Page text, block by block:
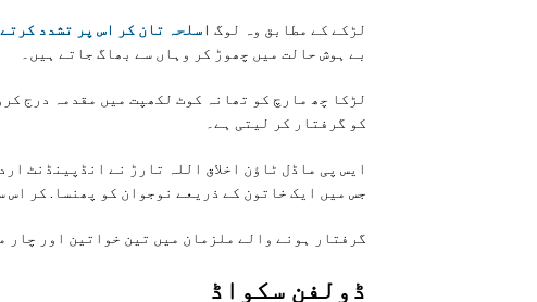
لڑکے کے مطابق وہ لوگ اسلحہ تان کر اس پر تشدد کرتے، اہم
بے ہوش حالت میں چھوڑ کر وہاں سے بھاگ جاتے ہیں۔
لڑکا چھ مارچ کو تھانہ کوٹ لکھپت میں مقدمہ درج
کو گرفتار کر لیتی ہے۔
ایس پی ماڈل ٹاؤن اخلاق اللہ تارڑ نے انڈپینڈنٹ
جس میں ایک خاتون کے ذریعے نوجوان کو پھنسا. کر اس
گرفتار ہونے والے ملزمان میں تین خواتین اور چار
ڈولفن سکواڈ